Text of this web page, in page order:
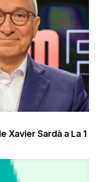
Xavier Sardà a La 1